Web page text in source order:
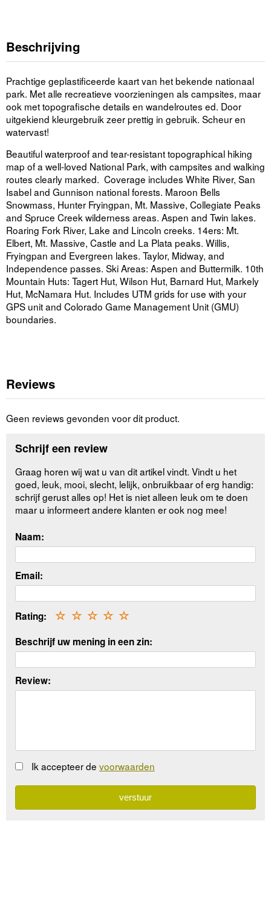
Beschrijving
Prachtige geplastificeerde kaart van het bekende nationaal
park. Met alle recreatieve voorzieningen als campsites, maar
ook met topografische details en wandelroutes ed. Door
uitgekiend kleurgebruik zeer prettig in gebruik. Scheur en
watervast!
Beautiful waterproof and tear-resistant topographical hiking
map of a well-loved National Park, with campsites and walking
routes clearly marked. Coverage includes White River, San
Isabel and Gunnison national forests. Maroon Bells
Snowmass, Hunter Fryingpan, Mt. Massive, Collegiate Peaks
and Spruce Creek wilderness areas. Aspen and Twin lakes.
Roaring Fork River, Lake and Lincoln creeks. 14ers: Mt.
Elbert, Mt. Massive, Castle and La Plata peaks. Willis,
Fryingpan and Evergreen lakes. Taylor, Midway, and
Independence passes. Ski Areas: Aspen and Buttermilk. 10th
Mountain Huts: Tagert Hut, Wilson Hut, Barnard Hut, Markely
Hut, McNamara Hut. Includes UTM grids for use with your
GPS unit and Colorado Game Management Unit (GMU)
boundaries.
Reviews
Geen reviews gevonden voor dit product.
Schrijf een review
Graag horen wij wat u van dit artikel vindt. Vindt u het
goed, leuk, mooi, slecht, lelijk, onbruikbaar of erg handig:
schrijf gerust alles op! Het is niet alleen leuk om te doen
maar u informeert andere klanten er ook nog mee!
Naam:
Email:
Rating: ☆
☆
☆
☆
☆
Beschrijf uw mening in een zin:
Review:
Ik accepteer de voorwaarden